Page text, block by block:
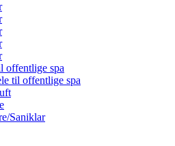
offentlige spa
til offentlige spa
Saniklar